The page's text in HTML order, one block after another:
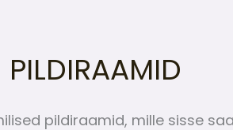
pildiraamid, mille sisse